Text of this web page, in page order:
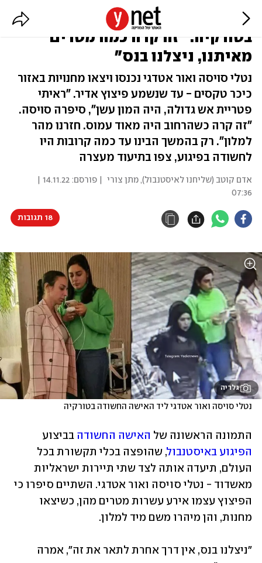
נטלי צולמה לצד החשודה בפיגוע
בטורקיה: "זה קרה כמה מטרים
מאיתנו, ניצלנו בנס"
נטלי סויסה ואור אטדגי נכנסו ויצאו מחנויות באזור
כיכר טקסים - עד שנשמע פיצוץ אדיר. "ראיתי
פטריית אש גדולה, היה המון עשן", סיפרה סויסה.
"זה קרה כשהרחוב היה מאוד עמוס. חזרנו מהר
למלון". רק בהמשך הבינו עד כמה קרובות היו
לחשודה בפיגוע, צפו בתיעוד מעצרה
אדם קוטב (שליחנו לאיסטנבול),מתן צורי | פורסם:
07:36
18 תגובות
גלריה
נטלי סויסה ואור אטדגי ליד האישה החשודה בטורקיה
התמונה הראשונה של האישה החשודה בביצוע
הפיגוע באיסטנבול
מחנות, והן מיהרו משם מיד למלון.